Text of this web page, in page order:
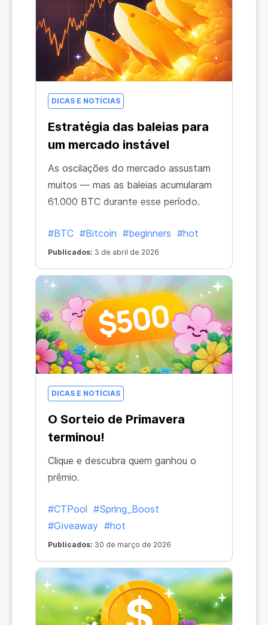
DICAS E NOTÍCIAS
Estratégia das baleias para
um mercado instável
As oscilações do mercado assustam
muitos — mas as baleias acumularam
61.000 BTC durante esse período.
#BTC #Bitcoin #beginners #hot
Publicados: 3 de abril de 2026
DICAS E NOTÍCIAS
O Sorteio de Primavera
terminou!
Clique e descubra quem ganhou o
prêmio.
#CTPool #Spring_Boost
#Giveaway #hot
Publicados: 30 de março de 2026